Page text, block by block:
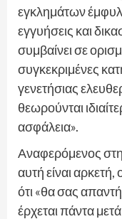
εγκλημάτων
εγγυήσεις και
συμβαίνει σε
συγκεκριμένες
γενετήσιας
θεωρούνται
ασφάλεια».
Αναφερόμενος
αυτή είναι
ότι «θα σας
έρχεται πάντα